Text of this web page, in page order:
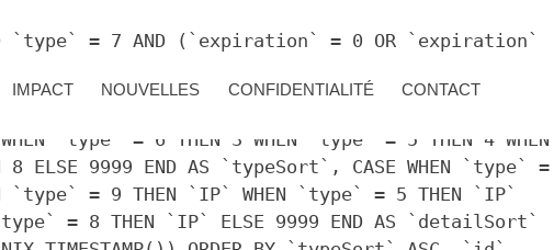
`type` = 7 AND (`expiration` = 0 OR `expiration`
`type` = 6 THEN 3 WHEN `type` = 5 THEN 4 WHEN
ELSE 9999 END AS `typeSort`, CASE WHEN `type` =
`type` = 9 THEN `IP` WHEN `type` = 5 THEN `IP`
= 8 THEN `IP` ELSE 9999 END AS `detailSort`
IMPACT NOUVELLES CONFIDENTIALITÉ CONTACT